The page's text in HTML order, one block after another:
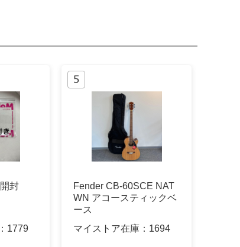
封
1779
Fender CB-60SCE NAT
WN アコースティックベ
ース
マイストア在庫： 1694